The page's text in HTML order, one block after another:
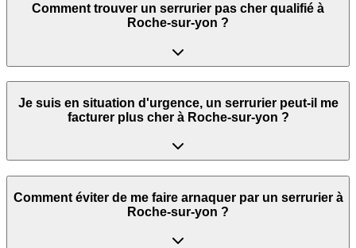
Comment trouver un serrurier pas cher qualifié à
Roche-sur-yon ?
Je suis en situation d'urgence, un serrurier peut‑il me
facturer plus cher à Roche-sur-yon ?
Comment éviter de me faire arnaquer par un serrurier à
Roche-sur-yon ?